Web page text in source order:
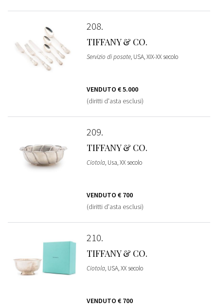
208
TIFFANY & CO.
Servizio di posate, USA, XIX-XX secolo
VENDUTO € 5.000
(diritti d'asta esclusi)
209
TIFFANY & CO.
Ciotola, Usa, XX secolo
VENDUTO € 700
(diritti d'asta esclusi)
210
TIFFANY & CO.
Ciotola, USA, XX secolo
VENDUTO € 700